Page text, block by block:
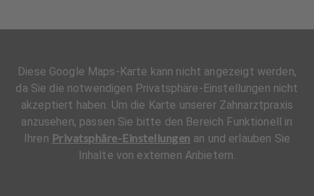
Diese Google Maps-Karte kann nicht angezeigt werden,
da Sie die notwendigen Privatsphäre-Einstellungen nicht
akzeptiert haben. Um die Karte unserer Zahnarztpraxis
anzusehen, passen Sie bitte den Bereich Funktionell in
Ihren Privatsphäre-Einstellungen an und erlauben Sie
Inhalte von externen Anbietern.